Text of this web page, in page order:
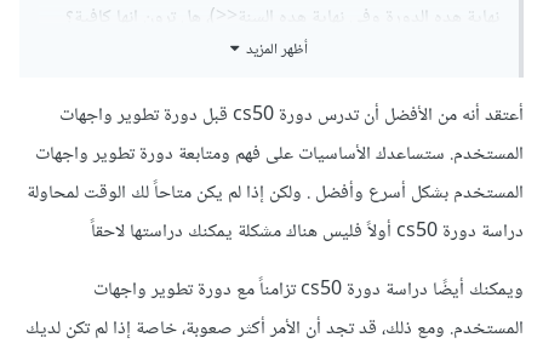
نهاية هده الدورة وفي نهاية هده السنة<<)، هل ترون انها كافية؟
أظهر المزيد
أعتقد أنه من الأفضل أن تدرس دورة cs50 قبل دورة تطوير واجهات
المستخدم. ستساعدك الأساسيات على فهم ومتابعة دورة تطوير واجهات
المستخدم بشكل أسرع وأفضل . ولكن إذا لم يكن متاحاً لك الوقت لمحاولة
دراسة دورة cs50 أولاً فليس هناك مشكلة يمكنك دراستها لاحقاً
ويمكنك أيضًا دراسة دورة cs50 تزامناً مع دورة تطوير واجهات
المستخدم. ومع ذلك، قد تجد أن الأمر أكثر صعوبة، خاصة إذا لم تكن لديك